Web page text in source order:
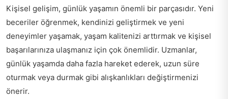
Kişisel gelişim, günlük yaşamın önemli bir parçasıdır. Yeni
beceriler öğrenmek, kendinizi geliştirmek ve yeni
deneyimler yaşamak, yaşam kalitenizi arttırmak ve kişisel
başarılarınıza ulaşmanız için çok önemlidir. Uzmanlar,
günlük yaşamda daha fazla hareket ederek, uzun süre
oturmak veya durmak gibi alışkanlıkları değiştirmenizi
önerir.